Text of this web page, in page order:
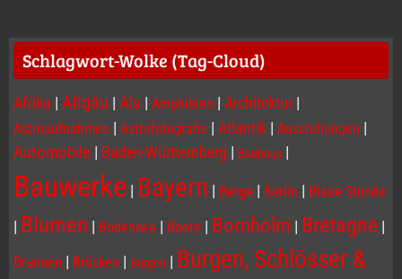
Schlagwort-Wolke (Tag-Cloud)
Afrika | Allgäu | Als | Amphibien | Architektur |
Astroaufnahmen | Astrofotografie | Atlantik | Ausstellungen |
Automobile | Baden-Württemberg | Bauhaus |
Bauwerke | Bayern | Berge | Berlin | Blaue Stunde
| Blumen | Bodensee | Boote | Bornholm | Bretagne |
Brunnen | Brücken | Burgen | Burgen, Schlösser &